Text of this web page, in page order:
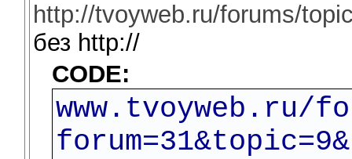
http://tvoyweb.ru/forums/
без http://
CODE:
www.tvoyweb.ru/